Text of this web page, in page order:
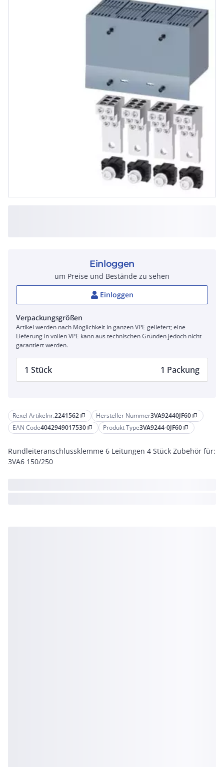
Rexel Artikelnr.2241562 content_copy Hersteller Nummer3VA92440JF60 content_copy
EAN Code4042949017530 content_copy Produkt Type3VA9244-0JF60 content_copy
Rundleiteranschlussklemme 6 Leitungen 4 Stück Zubehör für:
3VA6 150/250
Einloggen
um Preise und Bestände zu sehen
Einloggen
Verpackungsgrößen
Artikel werden nach Möglichkeit in ganzen VPE geliefert; eine
Lieferung in vollen VPE kann aus technischen Gründen jedoch nicht
garantiert werden.
1 Stück 1 Packung